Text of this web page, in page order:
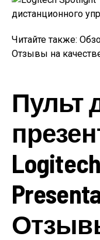
Читайте также:
Отзывы на
Пульт